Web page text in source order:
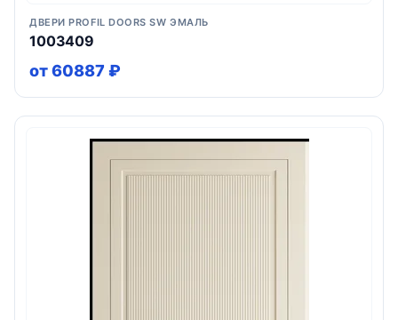
ДВЕРИ PROFIL DOORS SW ЭМАЛЬ
1003409
от 60887 ₽